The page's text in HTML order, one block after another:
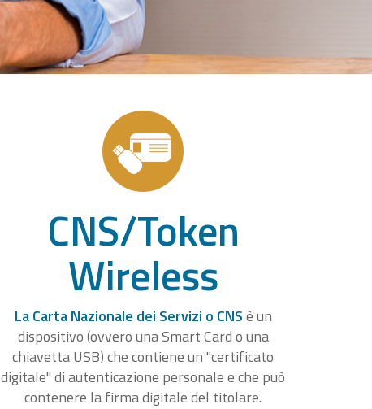
CNS/Token
Wireless
La Carta Nazionale dei Servizi o CNSè un
dispositivo (ovvero una Smart Card o una
chiavetta USB) che contiene un "certificato
digitale" di autenticazione personale e che può
contenere la firma digitale del titolare.